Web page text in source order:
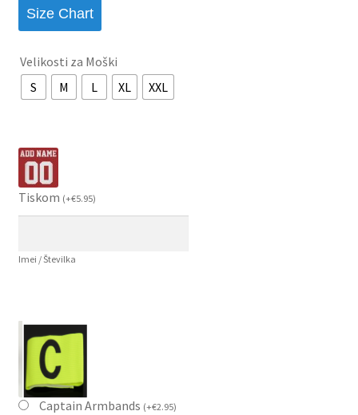
Size Chart
Velikosti za Moški
S
M L XL XXL
Tiskom (+€5.95)
Imei / Številka
Captain Armbands (+€2.95)